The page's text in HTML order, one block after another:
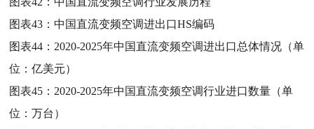
图表43：中国直流变频空调进出口HS编码
图表44： 2020-2025年中国直流变频空调进出口总体情况（单
位：亿美元）
图表45： 2020-2025年中国直流变频空调行业进口数量（单
位：万台）